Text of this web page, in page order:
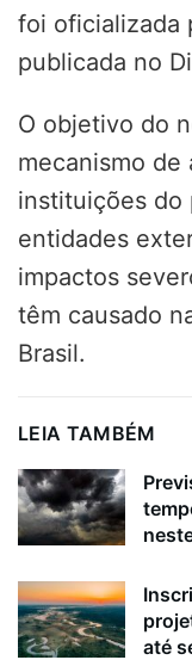
foi oficializada
publicada no
O objetivo do
mecanismo
instituições do
entidades
impactos
têm causado
Brasil.
LEIA TAMBÉM
até